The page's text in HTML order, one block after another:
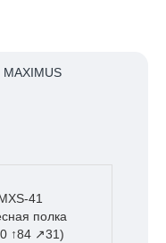
41
полка
↑84 ↗31)